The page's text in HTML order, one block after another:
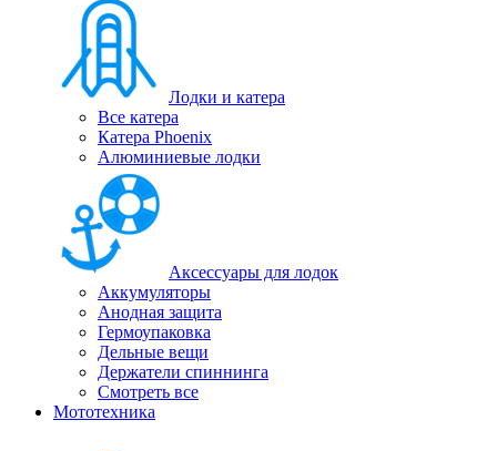
Лодки и катера
Все катера
Катера Phoenix
Алюминиевые лодки
Аксессуары для лодок
Аккумуляторы
Анодная защита
Гермоупаковка
Дельные вещи
Держатели спиннинга
Смотреть все
Мототехника